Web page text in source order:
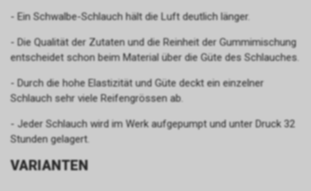
- Ein Schwalbe-Schlauch hält die Luft deutlich länger.
- Die Qualität der Zutaten und die Reinheit der Gummimischung
entscheidet schon beim Material über die Güte des Schlauches.
- Durch die hohe Elastizität und Güte deckt ein einzelner
Schlauch sehr viele Reifengrössen ab.
- Jeder Schlauch wird im Werk aufgepumpt und unter Druck 32
Stunden gelagert.
VARIANTEN